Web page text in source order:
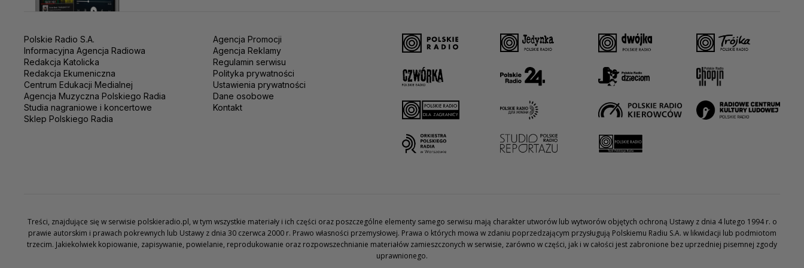
Polskie Radio S.A.
Informacyjna Agencja Radiowa
Redakcja Katolicka
Redakcja Ekumeniczna
Centrum Edukacji Medialnej
Agencja Muzyczna Polskiego Radia
Studia nagraniowe i koncertowe
Sklep Polskiego Radia
Agencja Promocji
Agencja Reklamy
Regulamin serwisu
Polityka prywatności
Ustawienia prywatności
Dane osobowe
Kontakt
Treści, znajdujące się w serwisie polskieradio.pl, w tym wszystkie materiały i ich części oraz poszczególne elementy samego serwisu mają charakter utworów lub wytworów objętych ochroną Ustawy z dnia 4 lutego 1994 r. o
prawie autorskim i prawach pokrewnych lub Ustawy z dnia 30 czerwca 2000 r. Prawo własności przemysłowej. Prawa o których mowa w zdaniu poprzedzającym przysługują Polskiemu Radiu S.A. w likwidacji lub podmiotom
trzecim. Jakiekolwiek kopiowanie, zapisywanie, powielanie, reprodukowanie oraz rozpowszechnianie materiałów zamieszczonych w serwisie, zarówno w części, jak i w całości jest zabronione bez uprzedniej pisemnej zgody
uprawnionego.